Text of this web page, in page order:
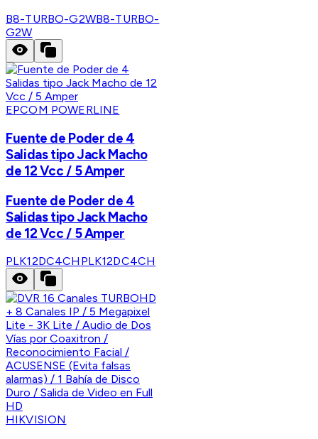
B8-TURBO-G2WB8-TURBO-
G2W
EPCOM POWERLINE
Fuente de Poder de 4
Salidas tipo Jack Macho
de 12 Vcc / 5 Amper
Fuente de Poder de 4
Salidas tipo Jack Macho
de 12 Vcc / 5 Amper
PLK12DC4CH PLK12DC4CH
HIKVISION